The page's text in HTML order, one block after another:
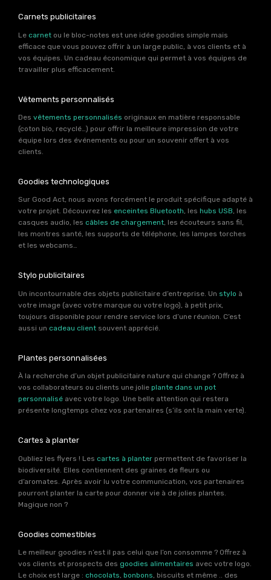
Carnets publicitaires
Le carnet ou le bloc-notes est une idée goodies simple mais
efficace que vous pouvez offrir à un large public, à vos clients et à
vos équipes. Un cadeau économique qui permet à vos équipes de
travailler plus efficacement.
Vêtements personnalisés
Des vêtements personnalisés originaux en matière responsable
(coton bio, recyclé…) pour offrir la meilleure impression de votre
équipe lors des événements ou pour un souvenir offert à vos
clients.
Goodies technologiques
Sur Good Act, nous avons forcément le produit spécifique adapté à
votre projet. Découvrez les enceintes Bluetooth, les hubs USB, les
casques audio, les câbles de chargement, les écouteurs sans fil,
les montres santé, les supports de téléphone, les lampes torches
et les webcams…
Stylo publicitaires
Un incontournable des objets publicitaire d’entreprise. Un stylo à
votre image (avec votre marque ou votre logo), à petit prix,
toujours disponible pour rendre service lors d’une réunion. C’est
aussi un cadeau client souvent apprécié.
Plantes personnalisées
À la recherche d’un objet publicitaire nature qui change ? Offrez à
vos collaborateurs ou clients une jolie plante dans un pot
personnalisé avec votre logo. Une belle attention qui restera
présente longtemps chez vos partenaires (s’ils ont la main verte).
Cartes à planter
Oubliez les flyers ! Les cartes à planter permettent de favoriser la
biodiversité. Elles contiennent des graines de fleurs ou
d’aromates. Après avoir lu votre communication, vos partenaires
pourront planter la carte pour donner vie à de jolies plantes.
Magique non ?
Goodies comestibles
Le meilleur goodies n’est il pas celui que l’on consomme ? Offrez à
vos clients et prospects des goodies alimentaires avec votre logo.
Le choix est large : chocolats, bonbons, biscuits et même .. des